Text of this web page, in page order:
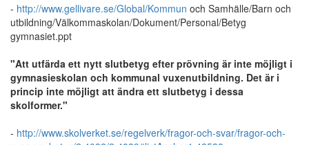
- http://www.gellivare.se/Global/Kommun och Samhälle/Barn och
utbildning/Välkommaskolan/Dokument/Personal/Betyg
gymnasiet.ppt
"Att utfärda ett nytt slutbetyg efter prövning är inte möjligt i
gymnasieskolan och kommunal vuxenutbildning. Det är i
princip inte möjligt att ändra ett slutbetyg i dessa
skolformer."
- http://www.skolverket.se/regelverk/fragor-och-svar/fragor-och-